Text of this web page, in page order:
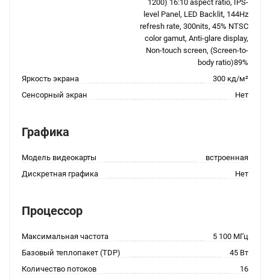
1200) 16:10 aspect ratio, IPS-
level Panel, LED Backlit, 144Hz
refresh rate, 300nits, 45% NTSC
color gamut, Anti-glare display,
Non-touch screen, (Screen-to-
body ratio)89%
Яркость экрана
300 кд/м²
Сенсорный экран
Нет
Графика
Модель видеокарты
встроенная
Дискретная графика
Нет
Процессор
Максимальная частота
5 100 МГц
Базовый теплопакет (TDP)
45 Вт
Количество потоков
16